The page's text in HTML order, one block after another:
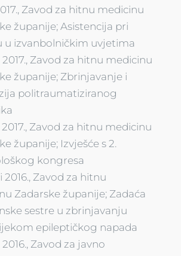
Zavod za hitnu medicinu
županije; Asistencija pri
u izvanbolničkim uvjetima
Zavod za hitnu medicinu
županije; Zbrinjavanje i
politraumatiziranog
Zavod za hitnu medicinu
županije; Izvješće s 2.
kongresa
2016., Zavod za hitnu
Zadarske županije; Zadaća
sestre u zbrinjavanju
epileptičkog napada
Zavod za javno